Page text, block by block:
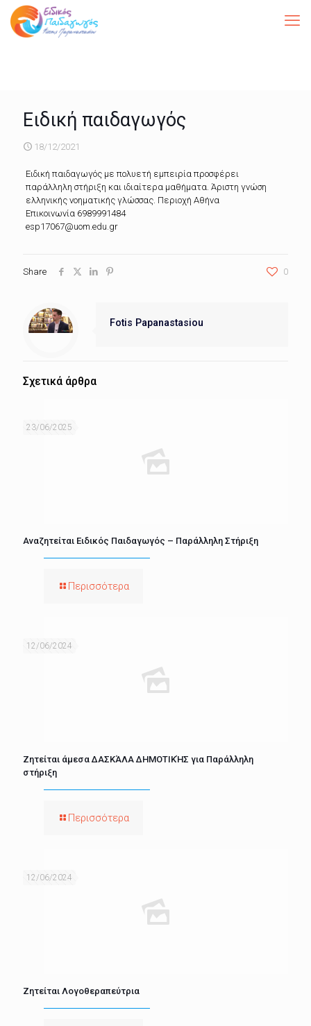
Ειδική παιδαγωγός
18/12/2021
Ειδική παιδαγωγός με πολυετή εμπειρία προσφέρει
παράλληλη στήριξη και ιδιαίτερα μαθήματα. Άριστη γνώση
ελληνικής νοηματικής γλώσσας. Περιοχή Αθήνα
Επικοινωνία 6989991484
esp17067@uom.edu.gr
Share 0
Fotis Papanastasiou
Σχετικά άρθρα
23/06/2025
Αναζητείται Ειδικός Παιδαγωγός – Παράλληλη Στήριξη
Περισσότερα
12/06/2024
Ζητείται άμεσα ΔΑΣΚΆΛΑ ΔΗΜΟΤΙΚΉΣ για Παράλληλη
στήριξη
Περισσότερα
12/06/2024
Ζητείται Λογοθεραπεύτρια